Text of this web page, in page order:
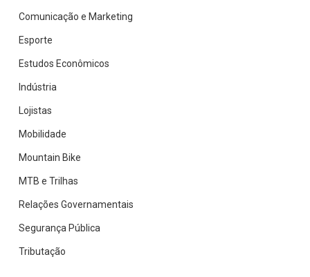
Comunicação e Marketing
Esporte
Estudos Econômicos
Indústria
Lojistas
Mobilidade
Mountain Bike
MTB e Trilhas
Relações Governamentais
Segurança Pública
Tributação